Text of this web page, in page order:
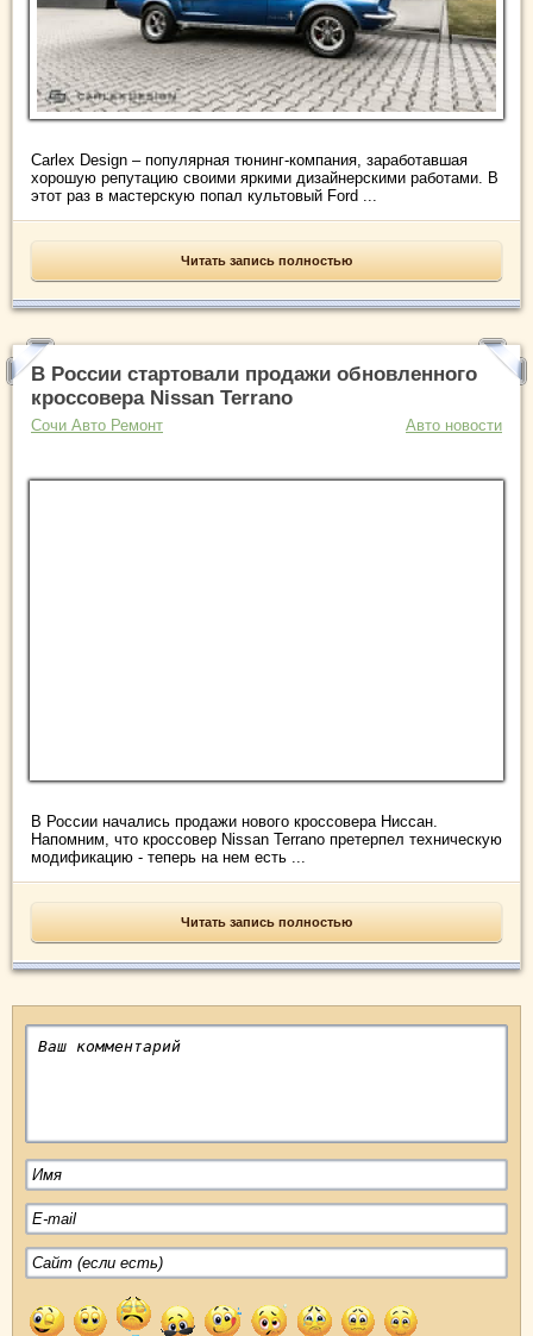
Carlex Design – популярная тюнинг-компания, заработавшая
хорошую репутацию своими яркими дизайнерскими работами. В
этот раз в мастерскую попал культовый Ford ...
Читать запись полностью
В России стартовали продажи обновленного
кроссовера Nissan Terrano
Сочи Авто Ремонт Авто новости
В России начались продажи нового кроссовера Ниссан.
Напомним, что кроссовер Nissan Terrano претерпел техническую
модификацию - теперь на нем есть ...
Читать запись полностью